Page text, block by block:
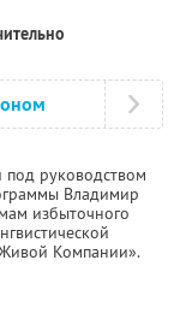
под руководством
Владимир
избыточного
Компании».